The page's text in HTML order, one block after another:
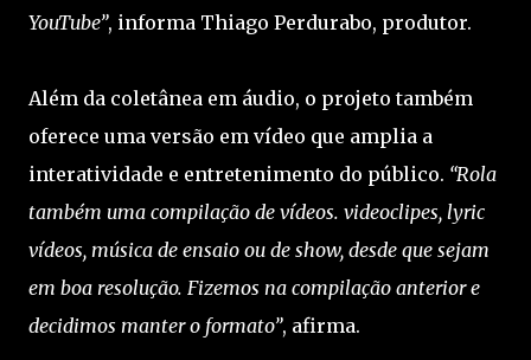
YouTube”, informa Thiago Perdurabo, produtor.
Além da coletânea em áudio, o projeto também
oferece uma versão em vídeo que amplia a
interatividade e entretenimento do público. “Rola
também uma compilação de vídeos. videoclipes, lyric
vídeos, música de ensaio ou de show, desde que sejam
em boa resolução. Fizemos na compilação anterior e
decidimos manter o formato”, afirma.